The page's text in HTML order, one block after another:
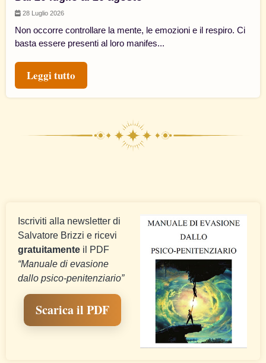
28 Luglio 2026
Non occorre controllare la mente, le emozioni e il respiro. Ci
basta essere presenti al loro manifes...
Leggi tutto
Iscriviti alla newsletter di
Salvatore Brizzi e ricevi
gratuitamente il PDF
“Manuale di evasione
dallo psico-penitenziario”
Scarica il PDF